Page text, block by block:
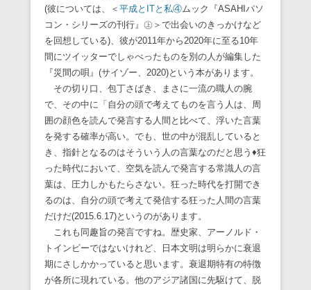
(彼については、＜ 平成とITと私④ムック『ASAHIパソ
コン・シリーズの刊行』㊤＞で出会いのきっかけなど
を回想している)、彼が2011年から2020年に至る10年
間にツイッターでしゃべったものを別の人が編集した
『災間の唄』(サイゾー、2020)という本があります。
その切り口、包丁さばき、まさに一流の職人の腕
で、その中に「自分の頭で考えてものを言う人は、周
囲の顔色を読んで発言する人間と比べて、浮いた言葉
を発する確率が高い。でも、世の中が混乱していると
き、指針となるのはそういう人の言葉なのだと思う♦狂
った時代において、空気を読んで発言する常識人の言
葉は、圧力しかもたらさない。狂った時代を打開でき
るのは、自分の頭で考えて発信する狂った人間の言葉
だけだ(2015.6.17)というのがあります。
これも同趣旨の発言ですね。歴史家、アーノルド・
トインビーではないけれど、日本文明は明らかに衰退
期にさしかかっていると思います。衰退期特有の特徴
が各所に現れている。他のアジア諸国に先駆けて、脱